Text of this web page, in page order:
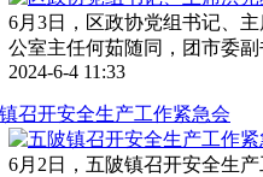
6月3日，区政协党组书记、
公室主任何茹随同，团市委
2024-6-4 11:33
召开安全生产工作紧急会
6月2日，五陂镇召开安全生